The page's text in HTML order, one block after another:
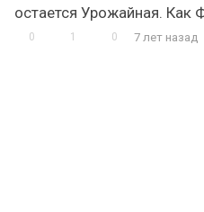
остается Урожайная. Как
0 1 0 7 лет назад